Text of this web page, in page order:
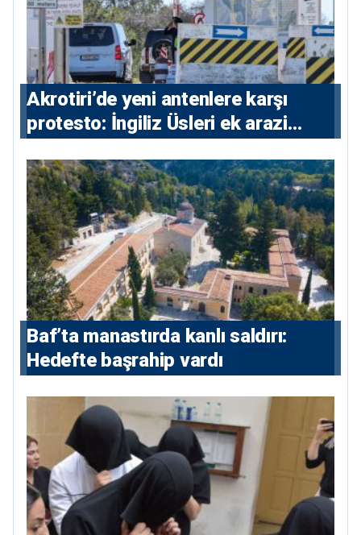
⁠Akrotiri’de yeni antenlere karşı
protesto: İngiliz Üsleri ek arazi
Baf’ta manastırda kanlı saldırı:
Hedefte başrahip vardı